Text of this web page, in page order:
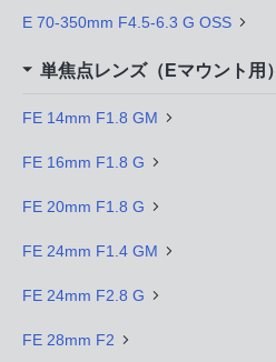
E 70-350mm F4.5-6.3 G OSS
単焦点レンズ（Eマウント用）
FE 14mm F1.8 GM
FE 16mm F1.8 G
FE 20mm F1.8 G
FE 24mm F1.4 GM
FE 24mm F2.8 G
FE 28mm F2